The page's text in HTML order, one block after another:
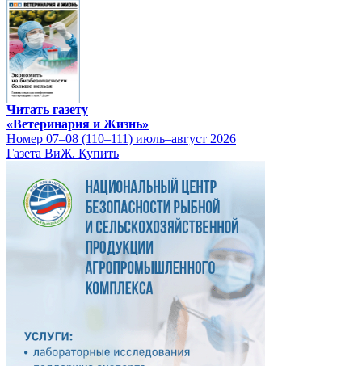
Читать газету
«Ветеринария и Жизнь»
Номер 07–08 (110–111) июль–август 2026
Газета ВиЖ. Купить